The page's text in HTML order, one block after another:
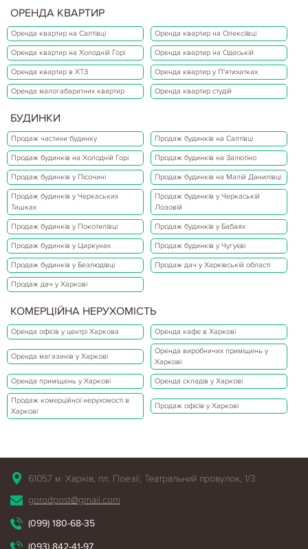
ОРЕНДА КВАРТИР
Оренда квартир на Салтівці Оренда квартир на Олексіївці
Оренда квартир на Холодній Горі Оренда квартир на Одеській
Оренда квартир в ХТЗ Оренда квартир у П'ятихатках
Оренда малогабаритних квартир Оренда квартир студій
БУДИНКИ
Продаж частини будинку Продаж будинків на Салтівці
Продаж будинків на Холодній Горі Продаж будинків на Залютіно
Продаж будинків у Пісочині Продаж будинків на Малій Данилівці
Продаж будинків у Черкаських
Тишках
Продаж будинків у Черкаській
Лозовій
Продаж будинків у Покотилівці Продаж будинків у Бабаях
Продаж будинків у Циркунах Продаж будинків у Чугуєві
Продаж будинків у Безлюдівці Продаж дач у Харківській області
Продаж дач у Харкові
КОМЕРЦІЙНА НЕРУХОМІСТЬ
Оренда офісів у центрі Харкова Оренда кафе в Харкові
Оренда магазинів у Харкові
Оренда виробничих приміщень у
Харкові
Оренда приміщень у Харкові Оренда складів у Харкові
Продаж комерційної нерухомості в
Харкові
Продаж офісів у Харкові
61057 м. Харків, пл. Поезії, Театральний провулок, 1/3
gorodpost@gmail.com
(099) 180-68-35
(093) 842-41-97